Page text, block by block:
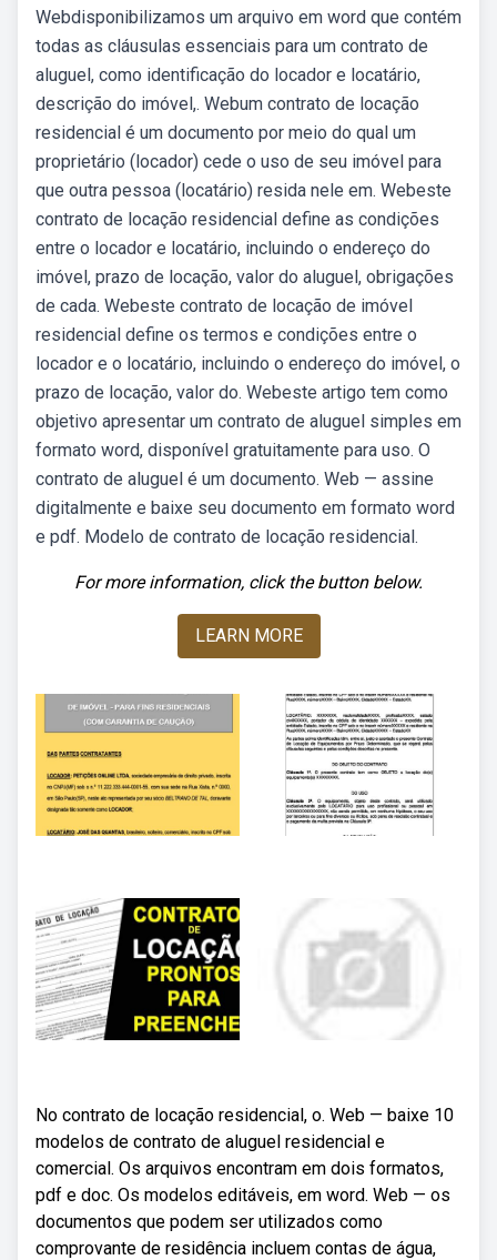
Webdisponibilizamos um arquivo em word que contém
todas as cláusulas essenciais para um contrato de
aluguel, como identificação do locador e locatário,
descrição do imóvel,. Webum contrato de locação
residencial é um documento por meio do qual um
proprietário (locador) cede o uso de seu imóvel para
que outra pessoa (locatário) resida nele em. Webeste
contrato de locação residencial define as condições
entre o locador e locatário, incluindo o endereço do
imóvel, prazo de locação, valor do aluguel, obrigações
de cada. Webeste contrato de locação de imóvel
residencial define os termos e condições entre o
locador e o locatário, incluindo o endereço do imóvel, o
prazo de locação, valor do. Webeste artigo tem como
objetivo apresentar um contrato de aluguel simples em
formato word, disponível gratuitamente para uso. O
contrato de aluguel é um documento. Web — assine
digitalmente e baixe seu documento em formato word
e pdf. Modelo de contrato de locação residencial.
For more information, click the button below.
LEARN MORE
No contrato de locação residencial, o. Web — baixe 10
modelos de contrato de aluguel residencial e
comercial. Os arquivos encontram em dois formatos,
pdf e doc. Os modelos editáveis, em word. Web — os
documentos que podem ser utilizados como
comprovante de residência incluem contas de água,